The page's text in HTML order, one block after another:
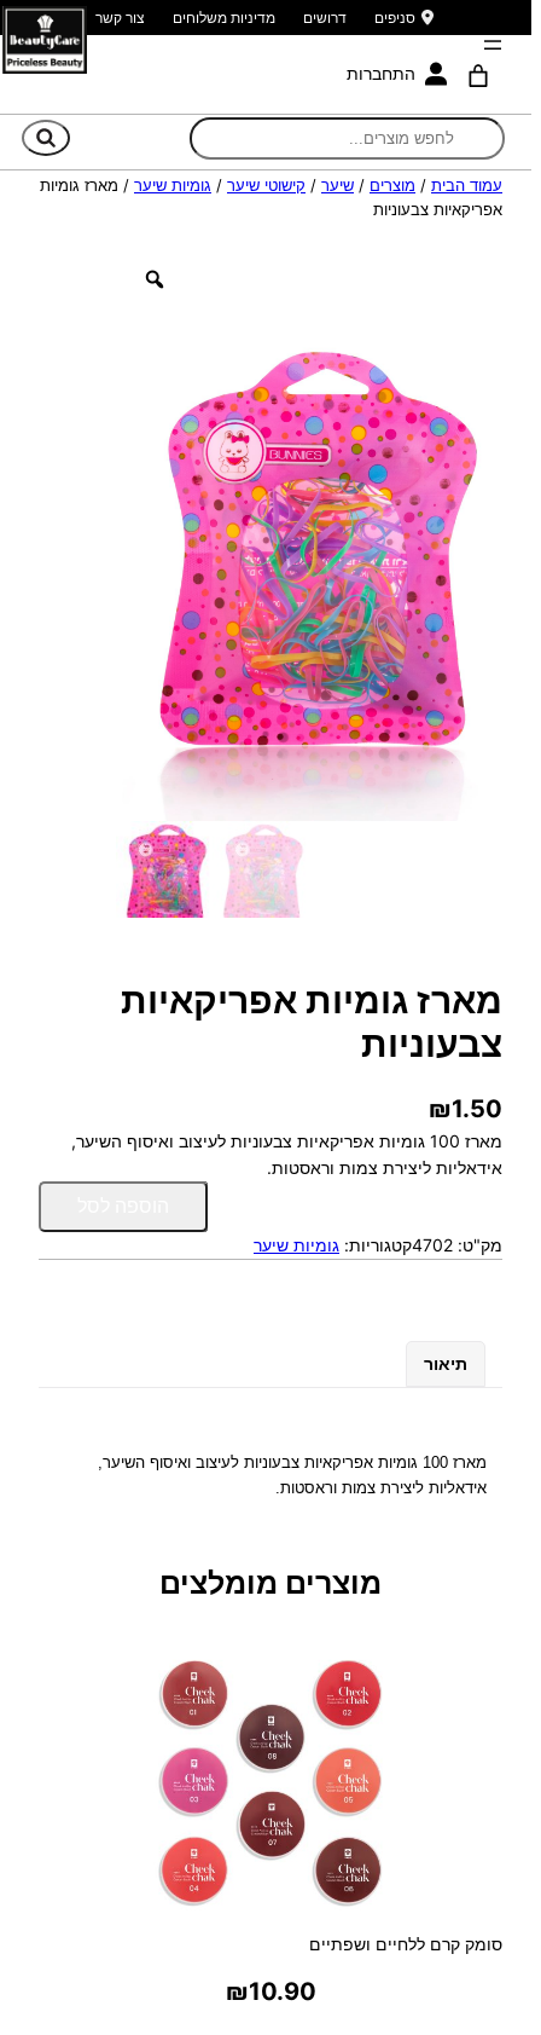
סניפים דרושים מדיניות משלוחים צור קשר
התחברות
עמוד הבית / מוצרים / שיער / קישוטי שיער / גומיות שיער / מארז גומיות
אפריקאיות צבעוניות
מארז גומיות אפריקאיות
צבעוניות
₪1.50
מארז 100 גומיות אפריקאיות צבעוניות לעיצוב ואיסוף השיער,
אידאליות ליצירת צמות וראסטות.
כ
ג
ו
ת
ר
י
ק
א
י
ו
צ
ב
ע
מק"ט: 4702קטגוריות: גומיות שיער
תיאור
מארז 100 גומיות אפריקאיות צבעוניות לעיצוב ואיסוף השיער,
אידאליות ליצירת צמות וראסטות.
מוצרים מומלצים
סומק קרם ללחיים ושפתיים
₪10.90